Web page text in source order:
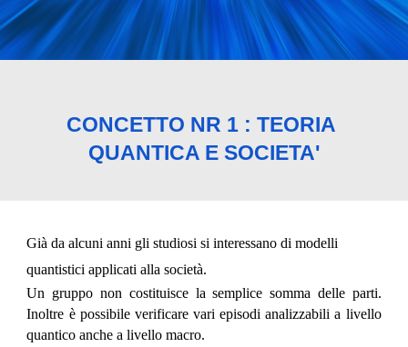
CONCETTO NR 1 : TEORIA
QUANTICA E SOCIETA'
Già da alcuni anni gli studiosi si interessano di modelli
quantistici applicati alla società.
Un gruppo non costituisce la semplice somma delle parti.
Inoltre è possibile verificare vari episodi analizzabili a livello
quantico anche a livello macro.